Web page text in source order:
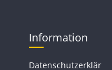
Information
Datenschutzerklär